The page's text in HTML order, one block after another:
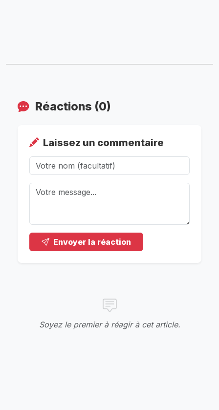
Réactions (0)
Laissez un commentaire
Envoyer la réaction
Soyez le premier à réagir à cet article.